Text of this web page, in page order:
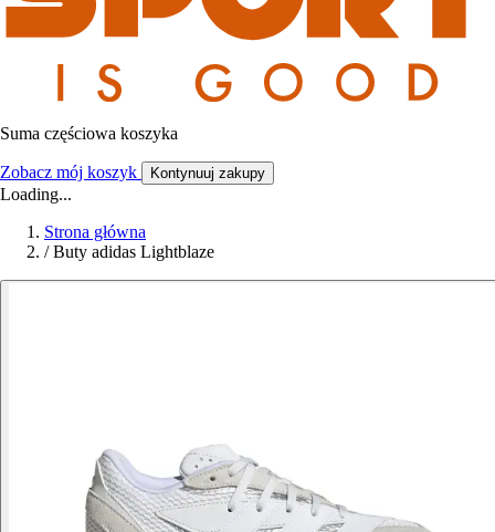
Suma częściowa koszyka
Zobacz mój koszyk Kontynuuj zakupy
Loading...
Strona główna
/ Buty adidas Lightblaze